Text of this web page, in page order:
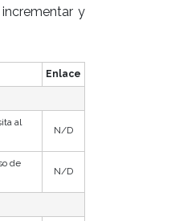
y
Enlace
al
N/D
de
N/D